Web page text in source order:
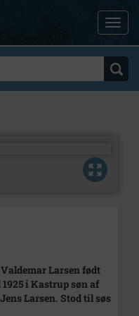
Larsen født
1925 i Kastrup søn af
Larsen. Stod til søs